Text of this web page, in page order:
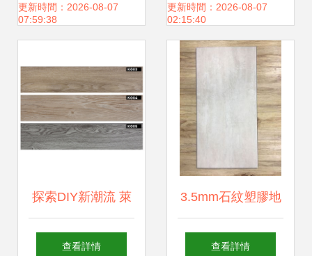
用之選
更新時間：2026-08-07
07:59:38
對比分析
更新時間：2026-08-07
02:15:40
探索DIY新潮流 萊
度品牌PVC石塑地
查看詳情
3.5mm石紋塑膠地
板 自然美學的空間
查看詳情